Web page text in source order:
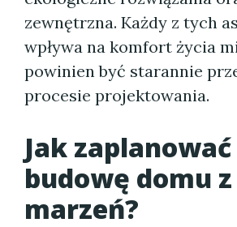
zewnętrzna. Każdy z tych
wpływa na komfort życia
powinien być starannie
procesie projektowania.
Jak zaplanować
budowę domu z
marzeń?